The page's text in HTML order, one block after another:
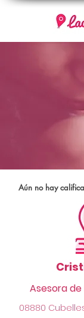
Aún no hay
Asesora
08880